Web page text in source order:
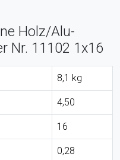
Holz/Alu-
Nr. 11102 1x16
8,1 kg
4,50
16
0,28